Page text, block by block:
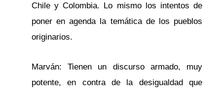
Chile y Colombia. Lo mismo los intentos de
poner en agenda la temática de los pueblos
originarios.
Marván: Tienen un discurso armado, muy
potente, en contra de la desigualdad que